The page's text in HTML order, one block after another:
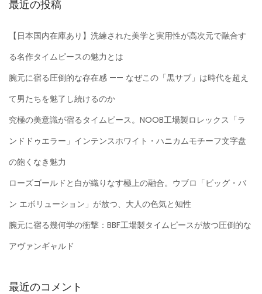
最近の投稿
【日本国内在庫あり】洗練された美学と実用性が高次元で融合す
る名作タイムピースの魅力とは
腕元に宿る圧倒的な存在感 —— なぜこの「黒サブ」は時代を超え
て男たちを魅了し続けるのか
究極の美意識が宿るタイムピース。NOOB工場製ロレックス「ラ
ンドドゥエラー」インテンスホワイト・ハニカムモチーフ文字盘
の飽くなき魅力
ローズゴールドと白が織りなす極上の融合。ウブロ「ビッグ・バ
ン エボリューション」が放つ、大人の色気と知性
腕元に宿る幾何学の衝撃：BBF工場製タイムピースが放つ圧倒的な
アヴァンギャルド
最近のコメント